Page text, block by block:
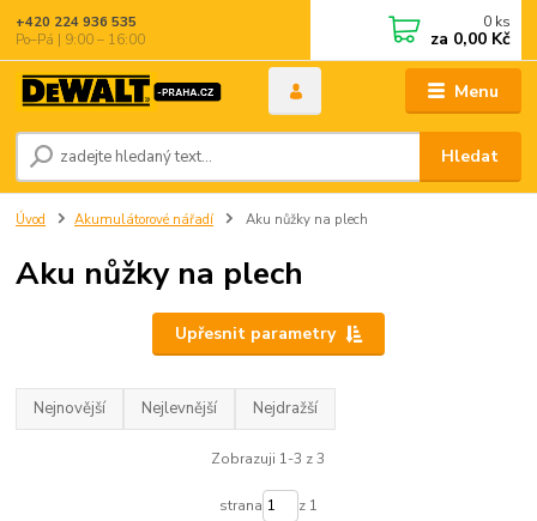
Menu
Hledat
+420 224 936 535
Po–Pá | 9:00 – 16:00
0 ks
za 0,00 Kč
Úvod Akumulátorové nářadí Aku nůžky na plech
Aku nůžky na plech
Upřesnit parametry
Nejnovější Nejlevnější Nejdražší
Zobrazuji 1-3 z 3
strana z 1